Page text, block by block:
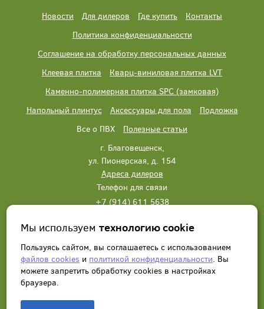
Новости Для дилеров Где купить
Контакты
Политика конфиденциальности
Соглашение на обработку персональных данных
Клеевая плитка
Кварц-виниловая плитка LVT
Каменно-полимерная плитка SPC (замковая)
Напольный плинтус
Аксессуары для пола
Подложка
Все о ПВХ
Полезные статьи
г. Благовещенск,
ул. Пионерская, д. 154
Адреса дилеров
Телефон для связи
+7 (914) 611 5638
Написать нам Заказать звонок
Мы используемтехнологию cookie
Пользуясь сайтом, вы соглашаетесь с использованием
файлов cookies и политикой конфиденциальности. Вы
можете запретить обработку сookies в настройках
браузера.